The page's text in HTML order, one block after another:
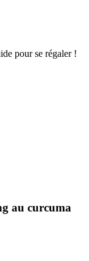
pour se régaler !
au curcuma